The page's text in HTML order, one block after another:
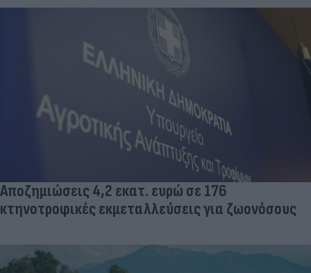
Αποζημιώσεις 4,2 εκατ. ευρώ σε 176
κτηνοτροφικές εκμεταλλεύσεις για ζωονόσους